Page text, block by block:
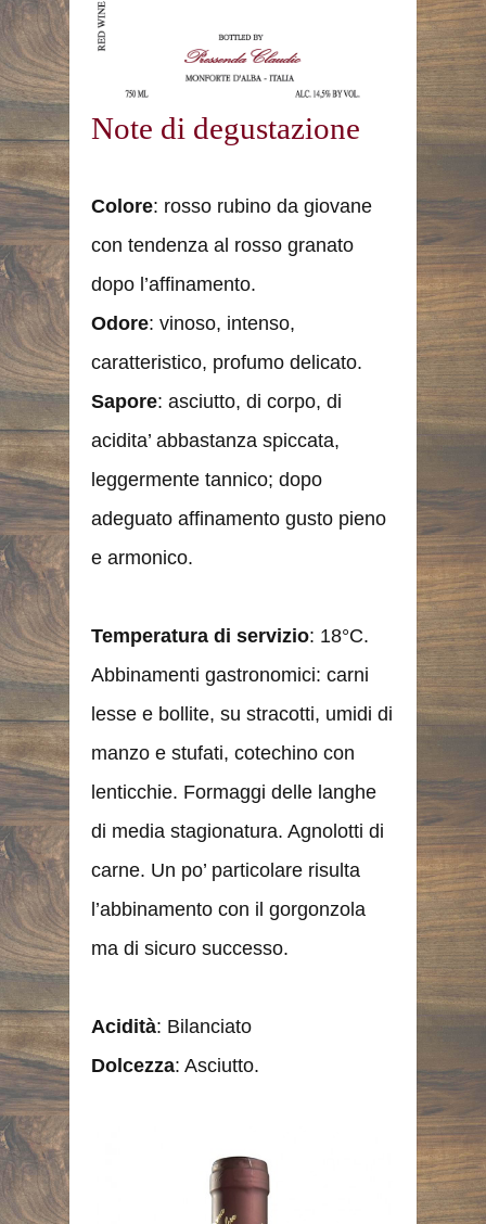
Note di degustazione
Colore: rosso rubino da giovane
con tendenza al rosso granato
dopo l’affinamento.
Odore: vinoso, intenso,
caratteristico, profumo delicato.
Sapore: asciutto, di corpo, di
acidita’ abbastanza spiccata,
leggermente tannico; dopo
adeguato affinamento gusto pieno
e armonico.
Temperatura di servizio: 18°C.
Abbinamenti gastronomici: carni
lesse e bollite, su stracotti, umidi di
manzo e stufati, cotechino con
lenticchie. Formaggi delle langhe
di media stagionatura. Agnolotti di
carne. Un po’ particolare risulta
l’abbinamento con il gorgonzola
ma di sicuro successo.
Acidità: Bilanciato
Dolcezza: Asciutto.